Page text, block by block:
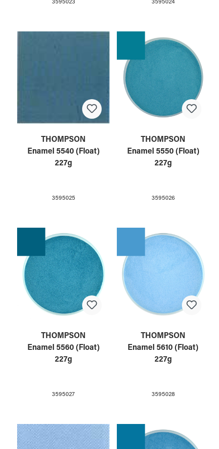
3595023 3595024
THOMPSON
Enamel 5540 (Float)
227g
3595025
THOMPSON
Enamel 5550 (Float)
227g
3595026
THOMPSON
Enamel 5560 (Float)
227g
3595027
THOMPSON
Enamel 5610 (Float)
227g
3595028